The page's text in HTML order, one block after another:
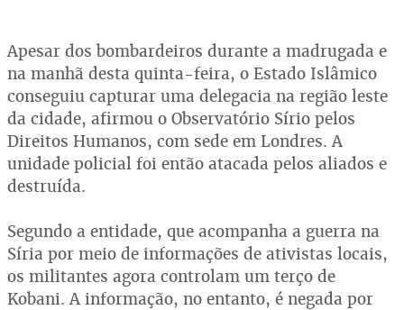
Apesar dos bombardeiros durante a madrugada e
na manhã desta quinta-feira, o Estado Islâmico
conseguiu capturar uma delegacia na região leste
da cidade, afirmou o Observatório Sírio pelos
Direitos Humanos, com sede em Londres. A
unidade policial foi então atacada pelos aliados e
destruída.
Segundo a entidade, que acompanha a guerra na
Síria por meio de informações de ativistas locais,
os militantes agora controlam um terço de
Kobani. A informação, no entanto, é negada por